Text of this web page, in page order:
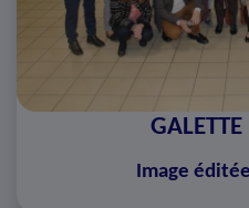
GALETTE
Image